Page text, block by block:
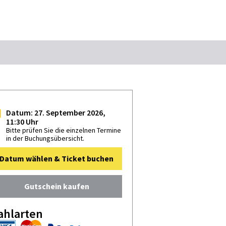
Suchbegriff
Das könnte Sie interessieren
Stadtführungen
Ausflugsziele
Wein
Wandern
Datum: 27. September 2026,
11:30 Uhr
Bitte prüfen Sie die einzelnen Termine
in der Buchungsübersicht.
Datum wählen & Ticket buchen
Gutschein kaufen